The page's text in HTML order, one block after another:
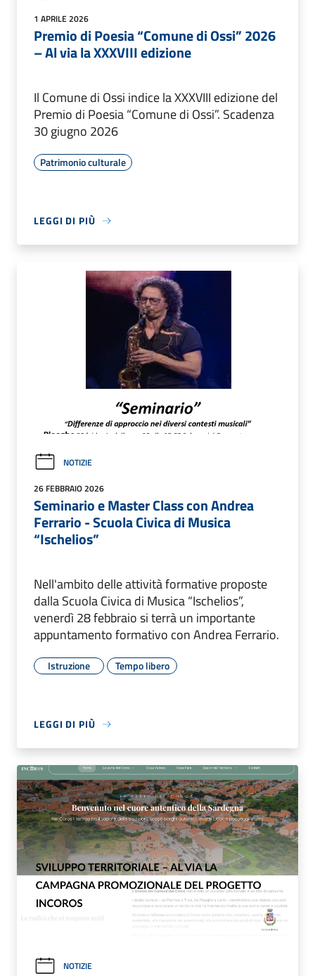
1 APRILE 2026
Premio di Poesia “Comune di Ossi” 2026
– Al via la XXXVIII edizione
Il Comune di Ossi indice la XXXVIII edizione del
Premio di Poesia “Comune di Ossi”. Scadenza
30 giugno 2026
Patrimonio culturale
LEGGI DI PIÙ
NOTIZIE
26 FEBBRAIO 2026
Seminario e Master Class con Andrea
Ferrario - Scuola Civica di Musica
“Ischelios”
Nell'ambito delle attività formative proposte
dalla Scuola Civica di Musica “Ischelios”,
venerdì 28 febbraio si terrà un importante
appuntamento formativo con Andrea Ferrario.
Istruzione Tempo libero
LEGGI DI PIÙ
NOTIZIE